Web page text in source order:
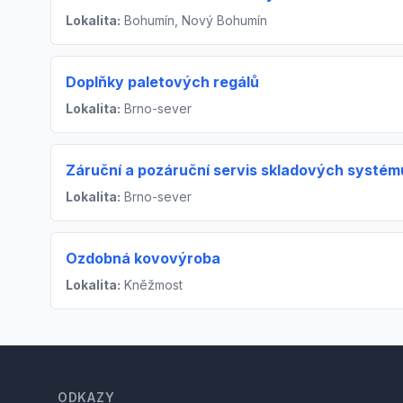
Lokalita: Bohumín, Nový Bohumín
Doplňky paletových regálů
Lokalita: Brno-sever
Záruční a pozáruční servis skladových
Lokalita: Brno-sever
Ozdobná kovovýroba
Lokalita: Kněžmost
ODKAZY